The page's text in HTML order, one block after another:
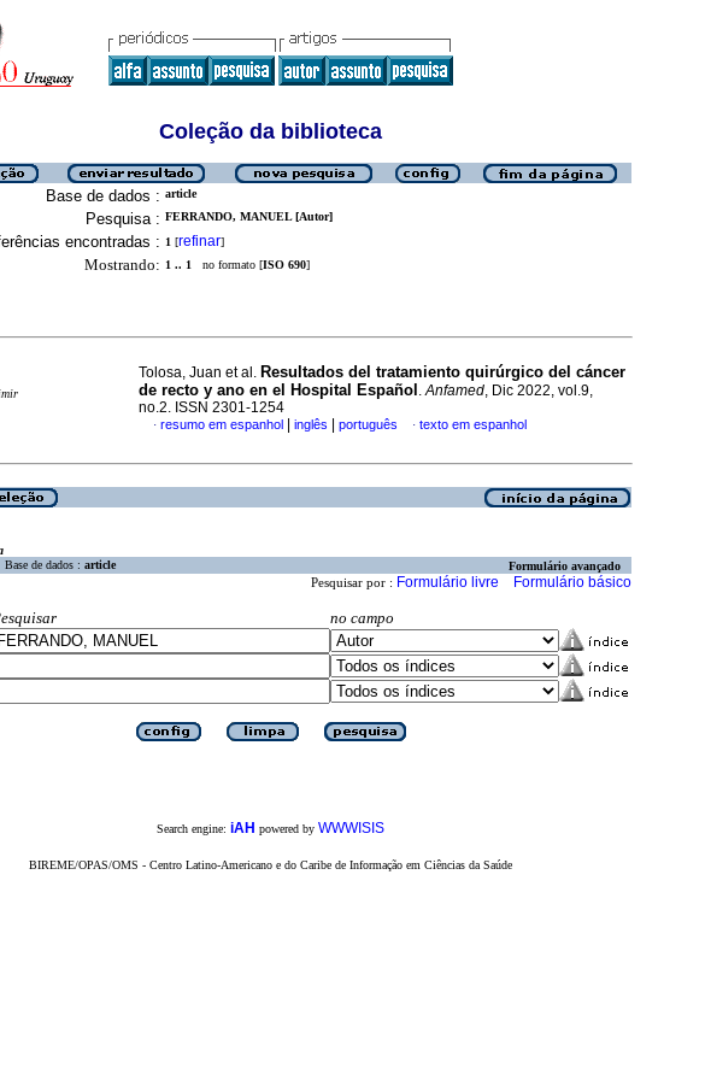
Coleção da biblioteca
Base de dados : article
Pesquisa : FERRANDO, MANUEL [Autor]
encontradas : 1 [refinar]
Mostrando: 1 .. 1 no formato [ISO 690]
Tolosa, Juan et al. Resultados del tratamiento quirúrgico del cáncer
de recto y ano en el Hospital Español .Anfamed, Dic 2022, vol.9,
no.2. ISSN 2301-1254
· resumo em espanhol inglês português · texto em espanhol
Base de dados : article Formulário avançado
Pesquisar por : Formulário livre Formulário básico
no campo
Search engine: iAH powered by WWWISIS
BIREME/OPAS/OMS - Centro Latino-Americano e do Caribe de Informação em Ciências da Saúde